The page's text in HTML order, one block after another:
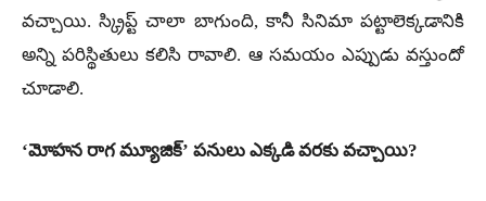
వచ్చాయి. స్క్రిప్ట్ చాలా బాగుంది, కానీ సినిమా పట్టాలెక్కడానికి
అన్ని పరిస్థితులు కలిసి రావాలి. ఆ సమయం ఎప్పుడు వస్తుందో
చూడాలి.
‘మోహన రాగ మ్యూజిక్’ పనులు ఎక్కడి వరకు వచ్చాయి?